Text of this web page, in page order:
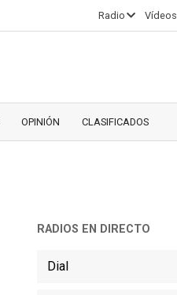
Radio Vídeos
OPINIÓN CLASIFICADOS
RADIOS EN DIRECTO
Dial